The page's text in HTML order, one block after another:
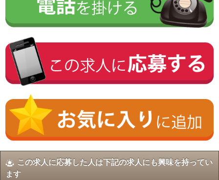
この求人に応募した人は下記の求人にも興味を持ってい
ます